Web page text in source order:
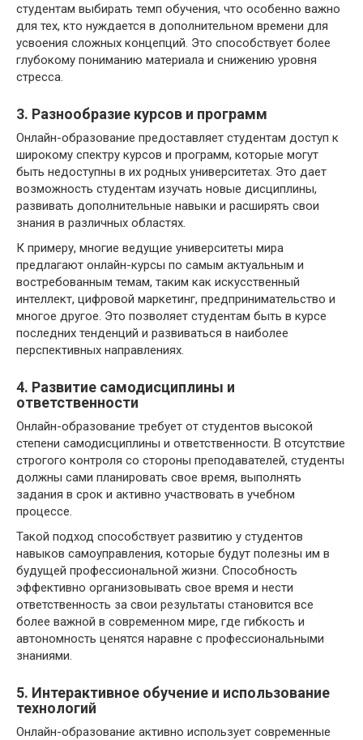
студентам выбирать темп обучения, что особенно важно
для тех, кто нуждается в дополнительном времени для
усвоения сложных концепций. Это способствует более
глубокому пониманию материала и снижению уровня
стресса.
3. Разнообразие курсов и программ
Онлайн-образование предоставляет студентам доступ к
широкому спектру курсов и программ, которые могут
быть недоступны в их родных университетах. Это дает
возможность студентам изучать новые дисциплины,
развивать дополнительные навыки и расширять свои
знания в различных областях.
К примеру, многие ведущие университеты мира
предлагают онлайн-курсы по самым актуальным и
востребованным темам, таким как искусственный
интеллект, цифровой маркетинг, предпринимательство и
многое другое. Это позволяет студентам быть в курсе
последних тенденций и развиваться в наиболее
перспективных направлениях.
4. Развитие самодисциплины и
ответственности
Онлайн-образование требует от студентов высокой
степени самодисциплины и ответственности. В отсутствие
строгого контроля со стороны преподавателей, студенты
должны сами планировать свое время, выполнять
задания в срок и активно участвовать в учебном
процессе.
Такой подход способствует развитию у студентов
навыков самоуправления, которые будут полезны им в
будущей профессиональной жизни. Способность
эффективно организовывать свое время и нести
ответственность за свои результаты становится все
более важной в современном мире, где гибкость и
автономность ценятся наравне с профессиональными
знаниями.
5. Интерактивное обучение и использование
технологий
Онлайн-образование активно использует современные